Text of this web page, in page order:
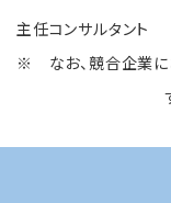
主任コンサルタント
※ なお、競合企業に